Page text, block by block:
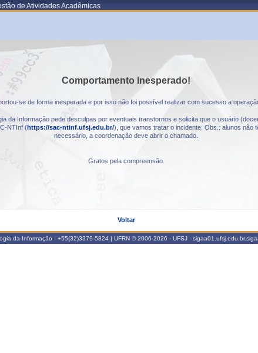
de Atividades Acadêmicas
Comportamento Inesperado!
se de forma inesperada e por isso não foi possível realizar com sucesso a
da Informação pede desculpas por eventuais transtornos e solicita que o usuário
NTInf (https://sac-ntinf.ufsj.edu.br/), que vamos tratar o incidente. Obs.: alunos não
necessário, a coordenação deve abrir o chamado.
Gratos pela compreensão.
Voltar
da Informação - +55(32)3379-5824 | UFRN © 2006-2026 - UFSJ -